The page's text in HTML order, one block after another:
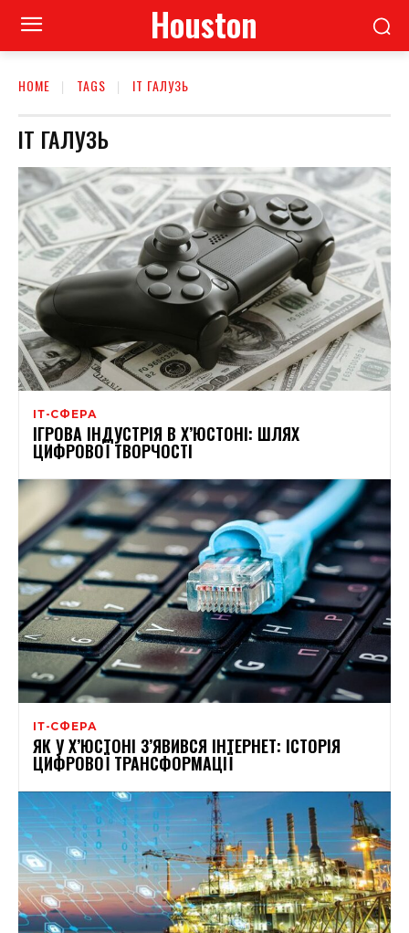
Houston
HOME TAGS ІТ ГАЛУЗЬ
ІТ ГАЛУЗЬ
ІТ-СФЕРА
ІГРОВА ІНДУСТРІЯ В Х’ЮСТОНІ: ШЛЯХ
ЦИФРОВОЇ ТВОРЧОСТІ
ІТ-СФЕРА
ЯК У Х’ЮСТОНІ З’ЯВИВСЯ ІНТЕРНЕТ: ІСТОРІЯ
ЦИФРОВОЇ ТРАНСФОРМАЦІЇ